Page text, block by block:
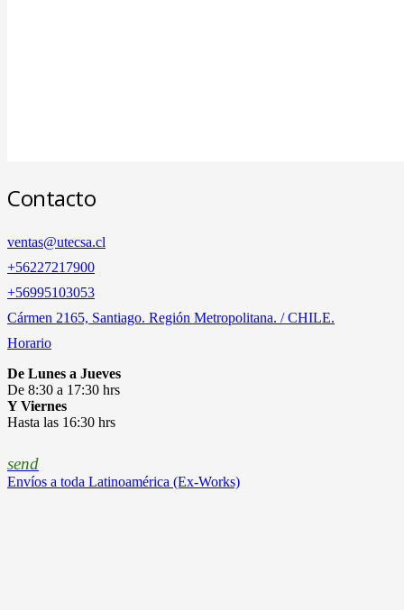
Contacto
ventas@utecsa.cl
+56227217900
‎+56995103053
Cármen 2165, Santiago. Región Metropolitana. / CHILE.
Horario
De Lunes a Jueves
De 8:30 a 17:30 hrs
Y Viernes
Hasta las 16:30 hrs
send
Envíos a toda Latinoamérica (Ex-Works)